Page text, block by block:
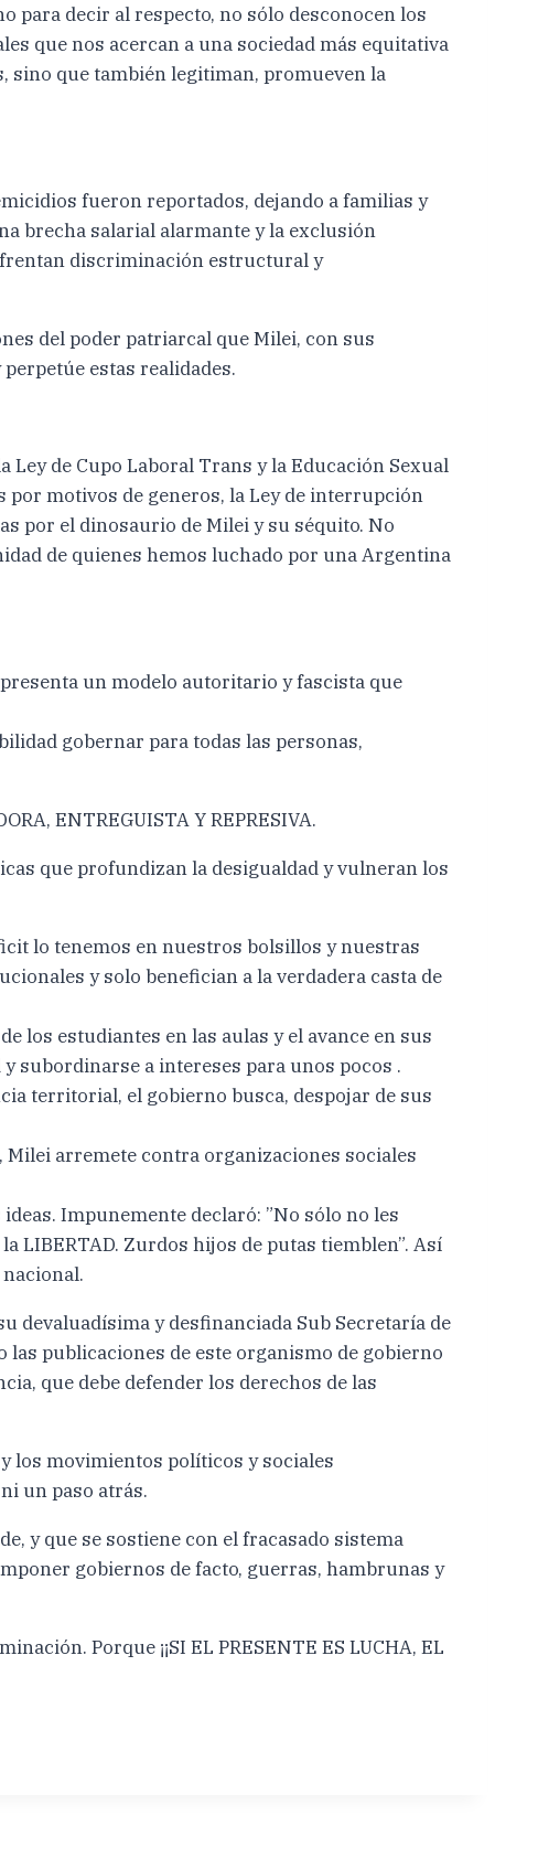
para decir al respecto, no sólo desconocen los
que nos acercan a una sociedad más equitativa
sino que también legitiman, promueven la
fueron reportados, dejando a familias y
brecha salarial alarmante y la exclusión
discriminación estructural y
del poder patriarcal que Milei, con sus
estas realidades.
de Cupo Laboral Trans y la Educación Sexual
por motivos de generos, la Ley de interrupción
por el dinosaurio de Milei y su séquito. No
de quienes hemos luchado por una Argentina
un modelo autoritario y fascista que
gobernar para todas las personas,
ENTREGUISTA Y REPRESIVA.
que profundizan la desigualdad y vulneran los
lo tenemos en nuestros bolsillos y nuestras
y solo benefician a la verdadera casta de
los estudiantes en las aulas y el avance en sus
subordinarse a intereses para unos pocos .
territorial, el gobierno busca, despojar de sus
arremete contra organizaciones sociales
Impunemente declaró: ”No sólo no les
LIBERTAD. Zurdos hijos de putas tiemblen”. Así
devaluadísima y desfinanciada Sub Secretaría de
publicaciones de este organismo de gobierno
que debe defender los derechos de las
los movimientos políticos y sociales
un paso atrás.
y que se sostiene con el fracasado sistema
gobiernos de facto, guerras, hambrunas y
Porque ¡¡SI EL PRESENTE ES LUCHA, EL